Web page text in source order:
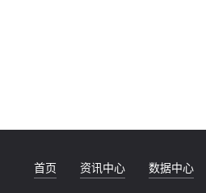
首页 资讯中心 数据中心